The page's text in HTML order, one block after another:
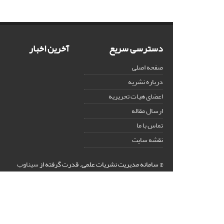
دسترسی سریع
صفحه اصلی
درباره نشریه
اعضای هیات تحریریه
ارسال مقاله
تماس با ما
نقشه سایت
آخرین اخبار
© سامانه مدیریت نشریات علمی.قدرت گرفته ازسیناوب